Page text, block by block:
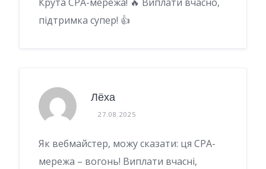
підтримка супер! 👍
Лёха
27.08.2025
Як вебмайстер, можу сказати: ця CPA-
мережа – вогонь! Виплати вчасні,